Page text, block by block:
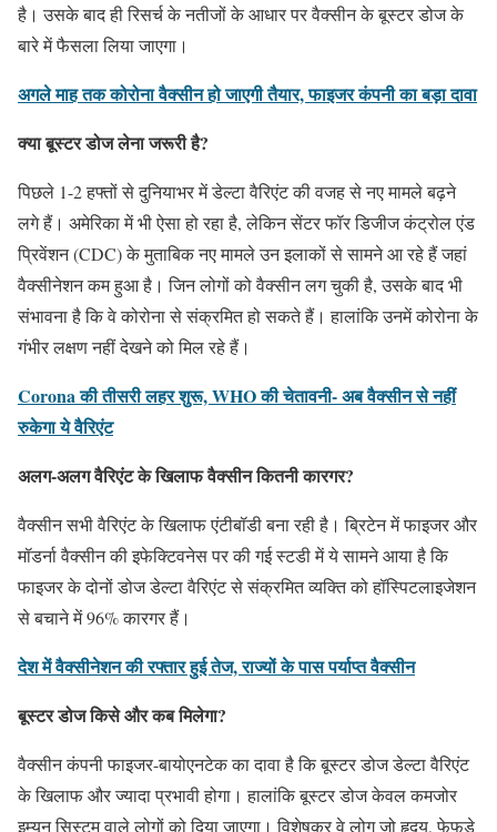
है। उसके बाद ही रिसर्च के नतीजों के आधार पर वैक्सीन के बूस्टर डोज के
बारे में फैसला लिया जाएगा।
अगले माह तक कोरोना वैक्सीन हो जाएगी तैयार, फाइजर कंपनी का बड़ा दावा
क्या बूस्टर डोजलेनाजरूरी है?
पिछले 1-2 हफ्तों से दुनियाभर में डेल्टा वैरिएंट की वजह से नए मामले बढ़ने
लगे हैं। अमेरिका में भी ऐसा हो रहा है, लेकिन सेंटर फॉर डिजीज कंट्रोल एंड
प्रिवेंशन (CDC) के मुताबिक नए मामले उन इलाकों से सामने आ रहे हैं जहां
वैक्सीनेशन कम हुआ है। जिन लोगों को वैक्सीन लग चुकी है, उसके बाद भी
संभावना है कि वे कोरोना से संक्रमित हो सकते हैं। हालांकि उनमें कोरोना के
गंभीर लक्षण नहीं देखने को मिल रहे हैं।
Corona की तीसरी लहर शुरू, WHO की चेतावनी- अब वैक्सीन से नहीं
रुकेगा ये वैरिएंट
अलग-अलग वैरिएंट के खिलाफवैक्सीन कितनीकारगर?
वैक्सीन सभी वैरिएंट के खिलाफ एंटीबॉडी बना रही है। ब्रिटेन में फाइजर और
मॉडर्ना वैक्सीन की इफेक्टिवनेस पर की गई स्टडी में ये सामने आया है कि
फाइजर के दोनों डोज डेल्टा वैरिएंट से संक्रमित व्यक्ति को हॉस्पिटलाइजेशन
से बचाने में 96% कारगर हैं।
देश में वैक्सीनेशन की रफ्तार हुई तेज, राज्यों के पास पर्याप्त वैक्सीन
बूस्टर डोज किसे और कबमिलेगा?
वैक्सीन कंपनी फाइजर-बायोएनटेक का दावा है कि बूस्टर डोज डेल्टा वैरिएंट
के खिलाफ और ज्यादा प्रभावी होगा। हालांकि बूस्टर डोज केवल कमजोर
इम्यून सिस्टम वाले लोगों को दिया जाएगा। विशेषकर वे लोग जो हृदय, फेफड़े